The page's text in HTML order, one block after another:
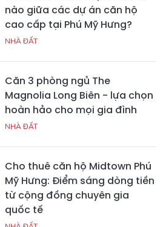
nào giữa các dự án căn hộ
cao cấp tại Phú Mỹ Hưng?
NHÀ ĐẤT
Căn 3 phòng ngủ The
Magnolia Long Biên - lựa chọn
hoàn hảo cho mọi gia đình
NHÀ ĐẤT
Cho thuê căn hộ Midtown Phú
Mỹ Hưng: Điểm sáng dòng tiền
từ cộng đồng chuyên gia
quốc tế